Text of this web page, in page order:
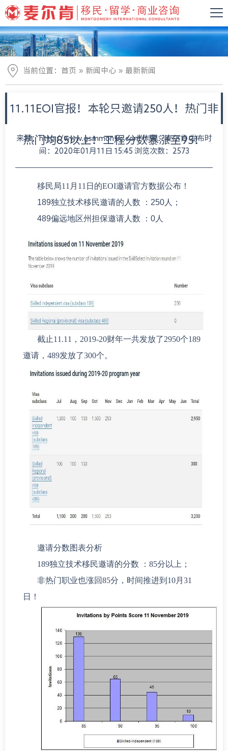
当前位置： 首页 » 新闻中心 » 最新新闻
11.11EOI官报！本轮只邀请250人！热门非
热门均85以上！工程分数暴涨至95！
来源：http://www.gsmmontic.com 作者：麦尔肯 发布时
间：2020年01月11日 15:45 浏览次数：2573
移民局11月11日的EOI邀请官方数据公布！
189独立技术移民邀请的人数 ：250人；
489偏远地区州担保邀请人数 ：0人
截止11.11，2019-20财年一共发放了2950个189
邀请，489发放了300个。
邀请分数图表分析
189独立技术移民邀请的分数 ：85分以上；
非热门职业也涨回85分，时间推进到10月31
日！